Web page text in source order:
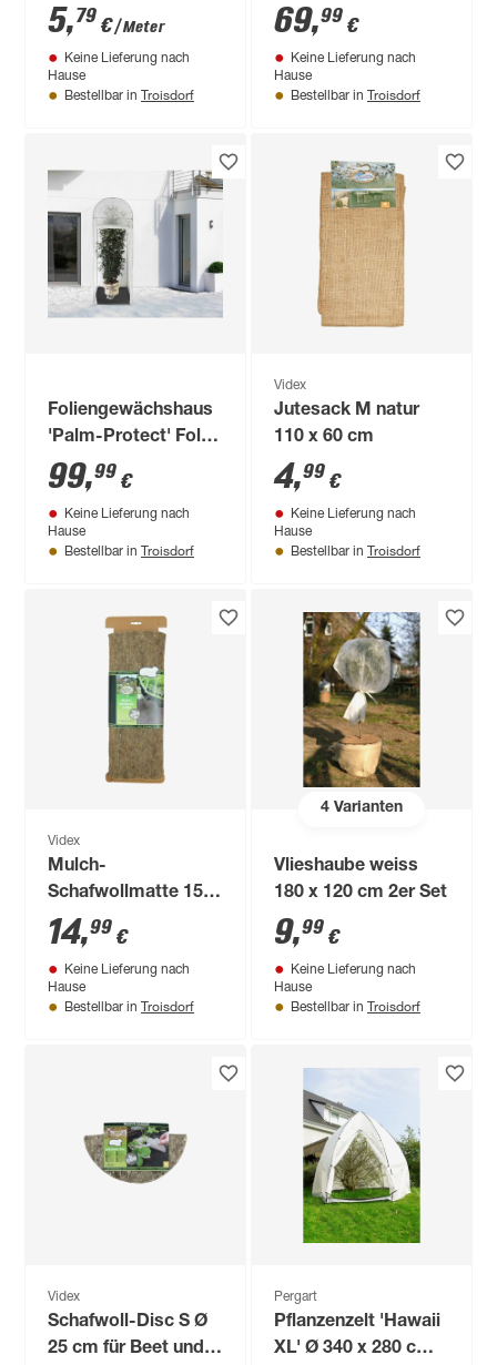
Meterware
5,79 €/ Meter
Keine Lieferung nach
Hause
Bestellbar in Troisdorf
cm
69,99 €
Keine Lieferung nach
Hause
Bestellbar in Troisdorf
Foliengewächshaus
'Palm-Protect' Folie
100 x 100 cm
99,99 €
Keine Lieferung nach
Hause
Bestellbar in Troisdorf
Videx
Jutesack M natur
110 x 60 cm
4,99 €
Keine Lieferung nach
Hause
Bestellbar in Troisdorf
Videx
Mulch-
Schafwollmatte 150
x 50 cm
14,99 €
Keine Lieferung nach
Hause
Bestellbar in Troisdorf
4Varianten
Vlieshaube weiss
180 x 120 cm 2er Set
9,99 €
Keine Lieferung nach
Hause
Bestellbar in Troisdorf
Videx
Schafwoll-Disc S Ø
25 cm für Beet und
Pergart
Pflanzenzelt 'Hawaii
XL' Ø 340 x 280 cm